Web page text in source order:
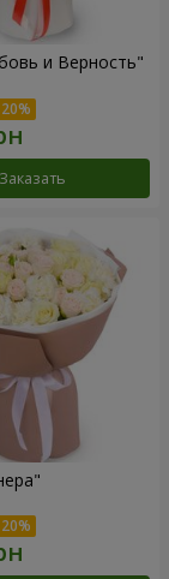
и Верность"
Заказать